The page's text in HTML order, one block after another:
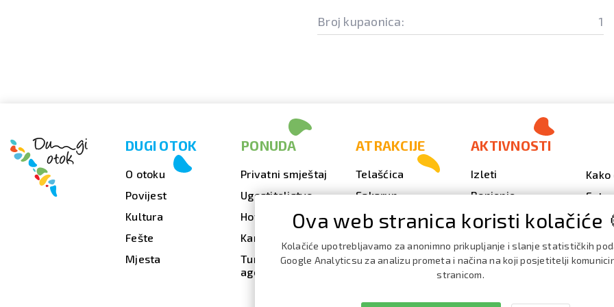
Broj kupaonica: 1
DUGI OTOK
O otoku
Povijest
Kultura
Fešte
Mjesta
PONUDA
Privatni smještaj
Ugostiteljstvo
Hoteli
Kampovi
Turističke
agencije
ATRAKCIJE
Telašćica
Sakarun
Svjetionik Veli Rat
Strašna peć
AKTIVNOSTI
Izleti
Ronjenje
Outdoor
Nautika
Kako
Ova web stranica koristi kolačiće
Kolačiće upotrebljavamo za anonimno prikupljanje i slanje statističkih
Google Analyticsu za analizu prometa i načina na koji posjetitelji
stranicom.